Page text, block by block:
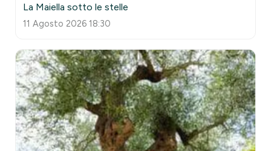
La Maiella sotto le stelle
11 Agosto 2026 18:30